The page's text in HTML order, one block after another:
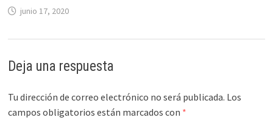
junio 17, 2020
Deja una respuesta
Tu dirección de correo electrónico no será publicada. Los
campos obligatorios están marcados con *